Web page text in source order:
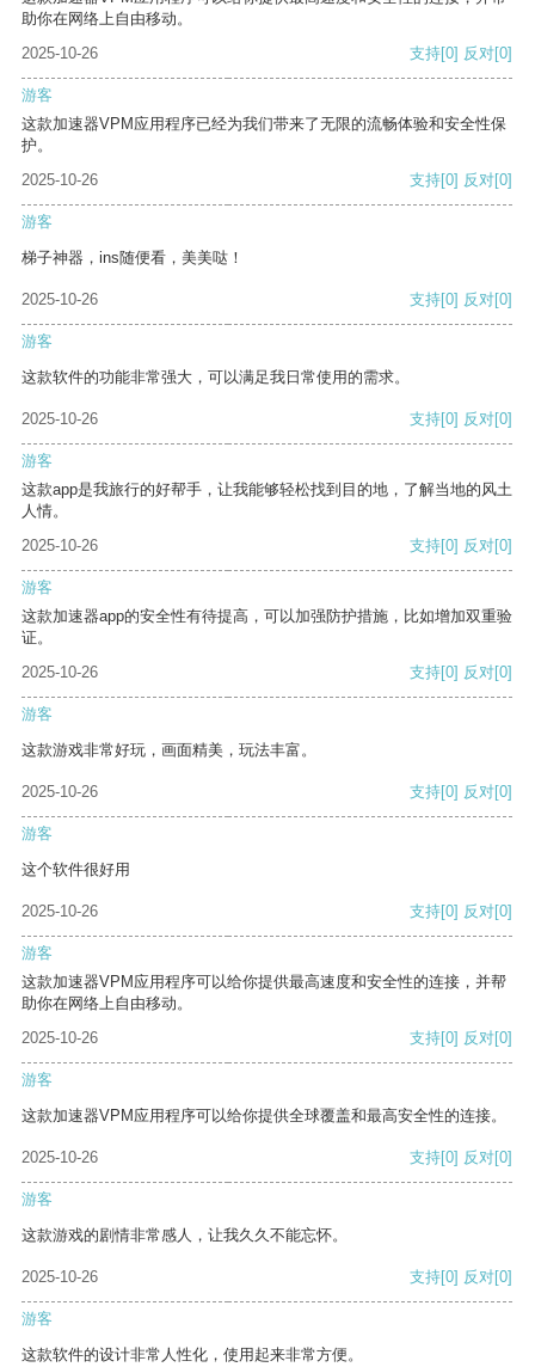
助你在网络上自由移动。
2025-10-26
支持[0] 反对[0]
游客
这款加速器VPM应用程序已经为我们带来了无限的流畅体验和安全性保
护。
2025-10-26
支持[0] 反对[0]
游客
梯子神器，ins随便看，美美哒！
2025-10-26 支持[0] 反对[0]
游客
这款软件的功能非常强大，可以满足我日常使用的需求。
2025-10-26 支持[0] 反对[0]
游客
这款app是我旅行的好帮手，让我能够轻松找到目的地，了解当地的风土
人情。
2025-10-26
支持[0] 反对[0]
游客
这款加速器app的安全性有待提高，可以加强防护措施，比如增加双重验
证。
2025-10-26
支持[0] 反对[0]
游客
这款游戏非常好玩，画面精美，玩法丰富。
2025-10-26 支持[0] 反对[0]
游客
这个软件很好用
2025-10-26 支持[0] 反对[0]
游客
这款加速器VPM应用程序可以给你提供最高速度和安全性的连接，并帮
助你在网络上自由移动。
2025-10-26
支持[0] 反对[0]
游客
这款加速器VPM应用程序可以给你提供全球覆盖和最高安全性的连接。
2025-10-26 支持[0] 反对[0]
游客
这款游戏的剧情非常感人，让我久久不能忘怀。
2025-10-26 支持[0] 反对[0]
游客
这款软件的设计非常人性化，使用起来非常方便。